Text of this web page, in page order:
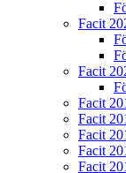
Facit
Facit
Facit
Facit
Facit
Facit
Facit